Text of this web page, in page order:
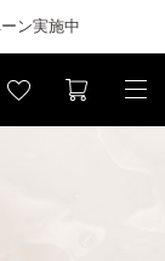
ン実施中